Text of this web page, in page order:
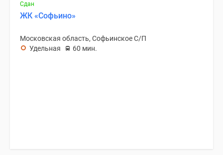
Сдан
ЖК «Софьино»
Московская область, Софьинское С/П
Удельная
60 мин.